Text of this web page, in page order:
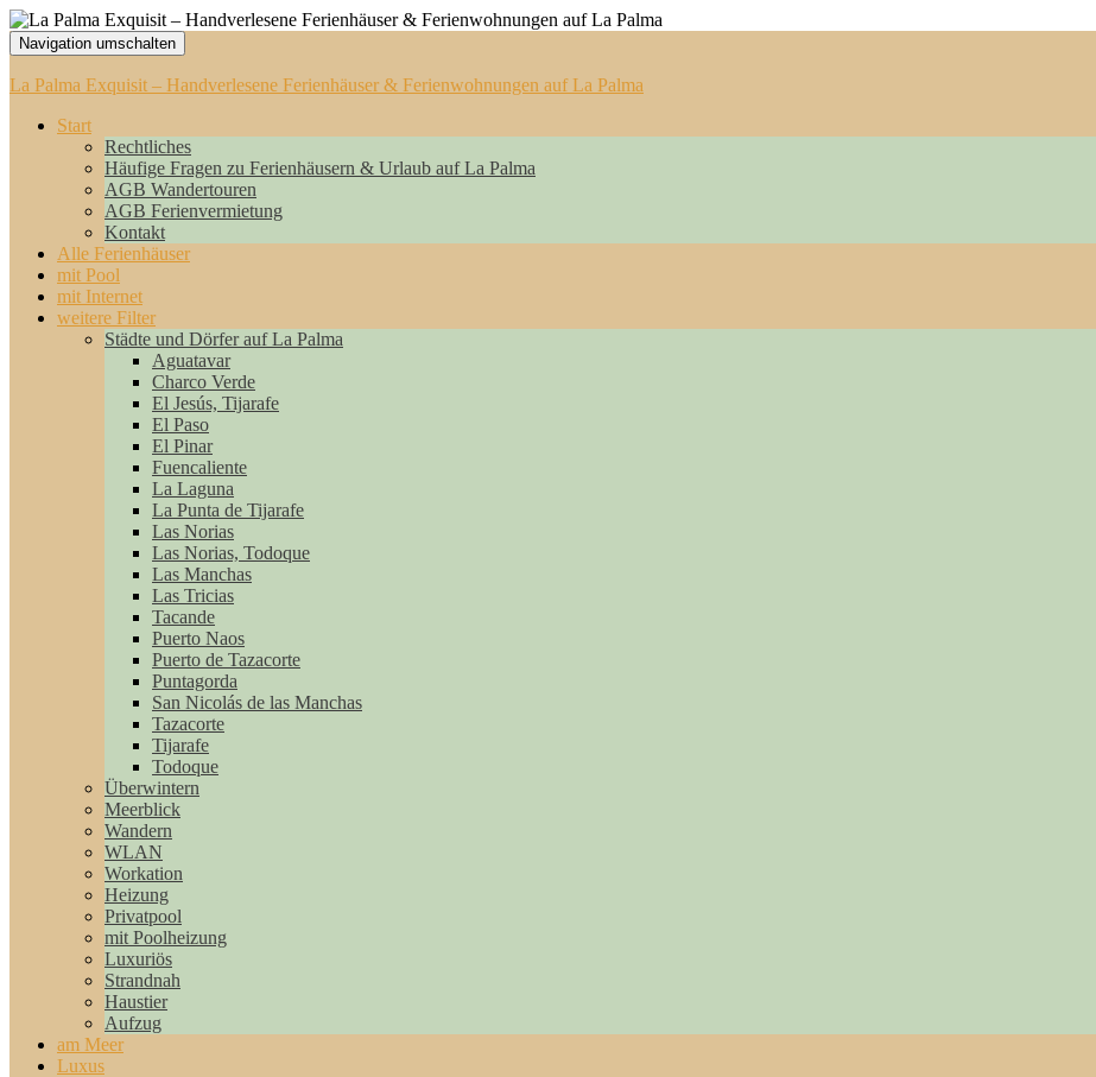
Navigation umschalten
La Palma Exquisit – Handverlesene Ferienhäuser & Ferienwohnungen auf La Palma
Start
Rechtliches
Häufige Fragen zu Ferienhäusern & Urlaub auf La Palma
AGB Wandertouren
AGB Ferienvermietung
Kontakt
Alle Ferienhäuser
mit Pool
mit Internet
weitere Filter
Städte und Dörfer auf La Palma
Aguatavar
Charco Verde
El Jesús, Tijarafe
El Paso
El Pinar
Fuencaliente
La Laguna
La Punta de Tijarafe
Las Norias
Las Norias, Todoque
Las Manchas
Las Tricias
Tacande
Puerto Naos
Puerto de Tazacorte
Puntagorda
San Nicolás de las Manchas
Tazacorte
Tijarafe
Todoque
Überwintern
Meerblick
Wandern
WLAN
Workation
Heizung
Privatpool
mit Poolheizung
Luxuriös
Strandnah
Haustier
Aufzug
am Meer
Luxus